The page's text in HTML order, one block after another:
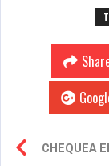
CHEQUEA